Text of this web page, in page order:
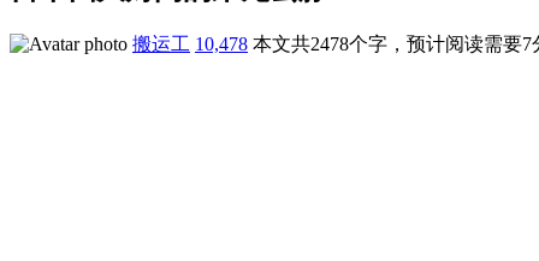
搬运工 10,478 本文共2478个字，预计阅读需要7